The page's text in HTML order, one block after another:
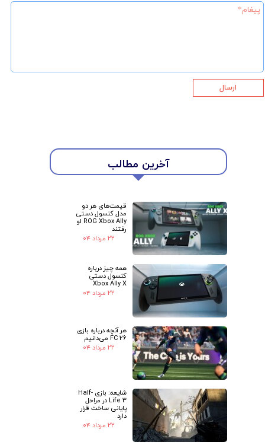
★ آخرین مطالب
قیمت‌های هر دو
مدل کنسول دستی
ROG Xbox Ally لو
رفتند
۲۲ مرداد ۰۴
همه چیز درباره
کنسول دستی
Xbox Ally X
۲۲ مرداد ۰۴
هر آنچه درباره بازی
FC 26 می‌دانیم
۲۲ مرداد ۰۴
شایعه: بازی Half-
Life 3 در مراحل
پایانی ساخت قرار
دارد
۲۲ مرداد ۰۴
ارسال